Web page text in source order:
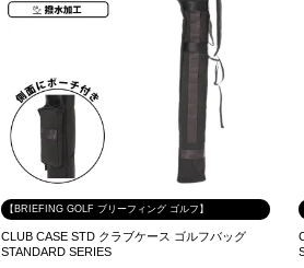
【BRIEFING GOLF ブリーフィング ゴルフ】
CLUB CASE STD クラブケース ゴルフバッグ
STANDARD SERIES